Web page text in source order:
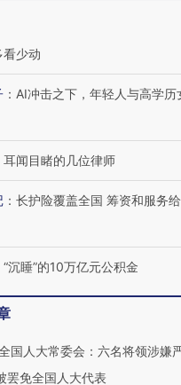
链博
”接产
看少动
： AI冲击之下，年轻人与高学历
耳闻目睹的几位律师
： 长护险覆盖全国 筹资和服务
“沉睡”的10万亿元公积金
国人大常委会：六名将领涉嫌
罢免全国人大代表